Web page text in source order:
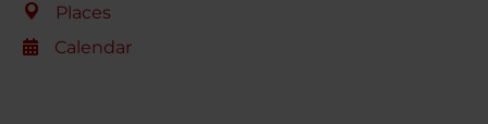
Places
Calendar